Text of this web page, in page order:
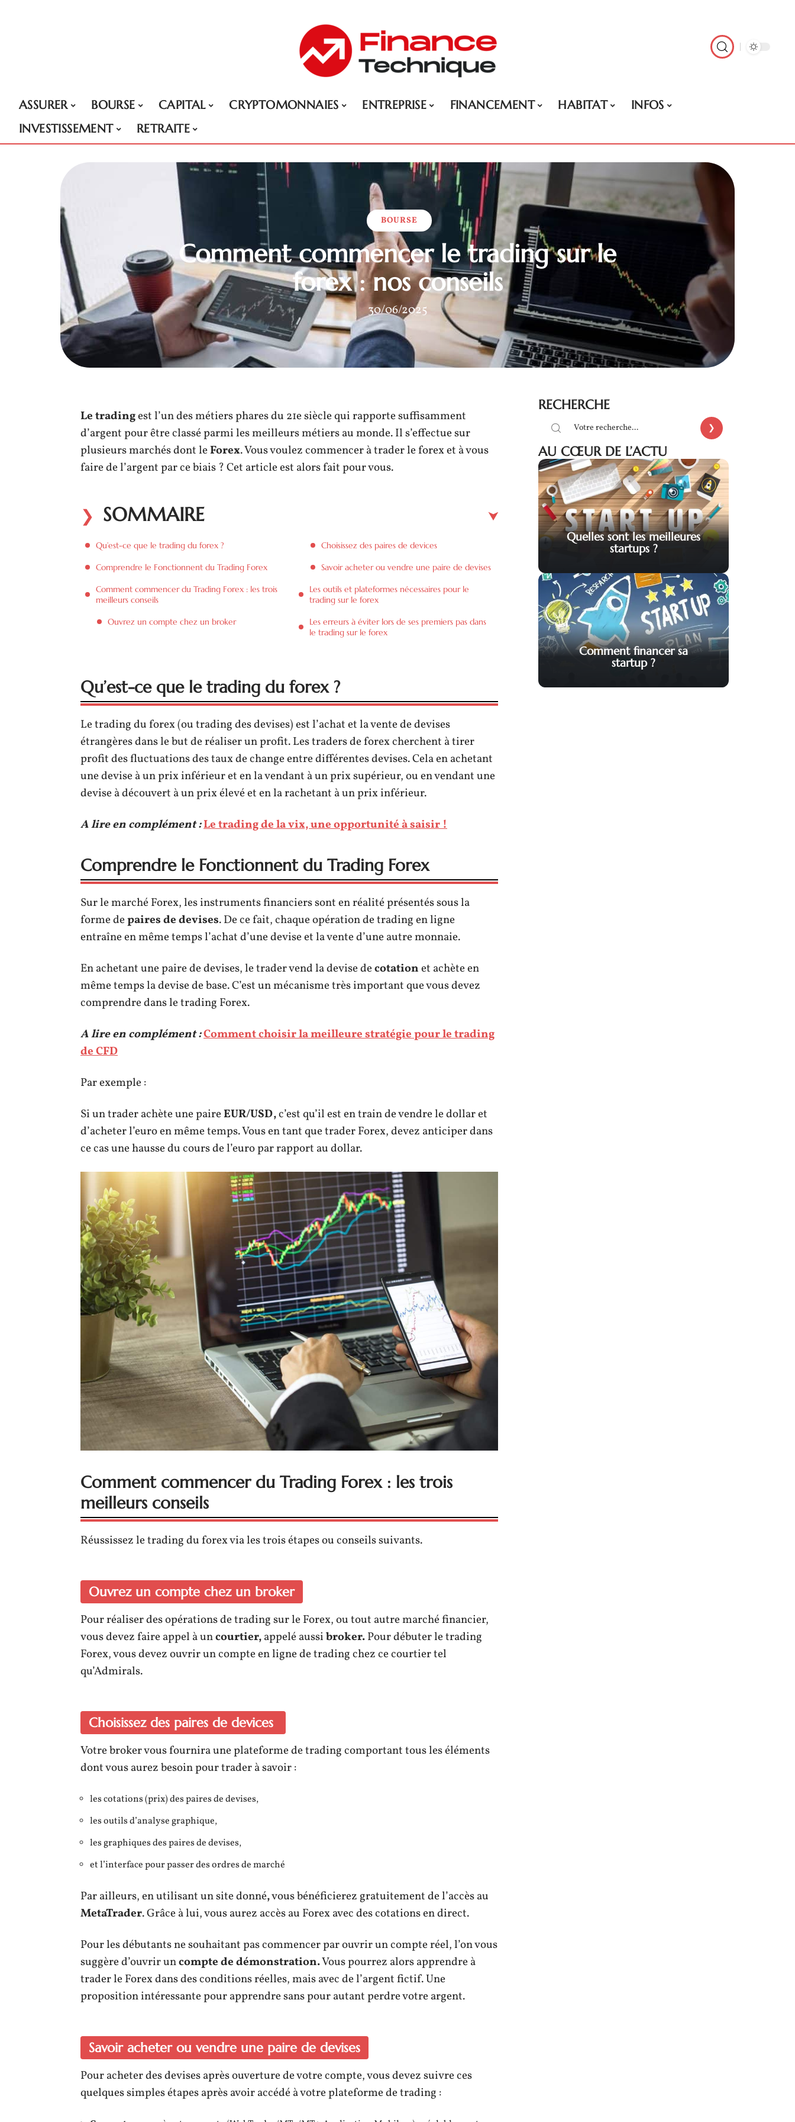
ASSURER BOURSE CAPITAL CRYPTOMONNAIES ENTREPRISE FINANCEMENT HABITAT
INFOS
INVESTISSEMENT
RETRAITE
BOURSE
Comment commencer le trading sur le
forex : nos conseils
30/06/2025
Le tradingest l’un des métiers phares du 21e siècle qui rapporte suffisamment
d’argent pour être classé parmi les meilleurs métiers au monde. Il s’effectue sur
plusieurs marchés dont leForex. Vous voulez commencer à trader le forex et à vous
faire de l’argent par ce biais ? Cet article est alors fait pour vous.
SOMMAIRE
Qu’est-ce que le trading du forex ?
Comprendre le Fonctionnent du Trading Forex
Comment commencer du Trading Forex : les trois
meilleurs conseils
Ouvrez un compte chez un broker
Choisissez des paires de devices
Savoir acheter ou vendre une paire de devises
Les outils et plateformes nécessaires pour le
trading sur le forex
Les erreurs à éviter lors de ses premiers pas dans
le trading sur le forex
Qu’est-ce que le trading du forex ?
Le trading du forex (ou trading des devises) est l’achat et la vente de devises
étrangères dans le but de réaliser un profit. Les traders de forex cherchent à tirer
profit des fluctuations des taux de change entre différentes devises. Cela en achetant
une devise à un prix inférieur et en la vendant à un prix supérieur, ou en vendant une
devise à découvert à un prix élevé et en la rachetant à un prix inférieur.
A lire en complément :Le trading de la vix, une opportunité à saisir !
Comprendre le Fonctionnent du Trading Forex
Sur le marché Forex, les instruments financiers sont en réalité présentés sous la
forme depaires de devises. De ce fait, chaque opération de trading en ligne
entraîne en même temps l’achat d’une devise et la vente d’une autre monnaie.
En achetant une paire de devises, le trader vend la devise decotationet achète en
même temps la devise de base. C’est un mécanisme très important que vous devez
comprendre dans le trading Forex.
A lire en complément :Comment choisir la meilleure stratégie pour le trading
de CFD
Par exemple :
Si un trader achète une paireEUR/USD,c’est qu’il est en train de vendre le dollar et
d’acheter l’euro en même temps. Vous en tant que trader Forex, devez anticiper dans
ce cas une hausse du cours de l’euro par rapport au dollar.
Comment commencer du Trading Forex : les trois
meilleurs conseils
Réussissez le trading du forex via les trois étapes ou conseils suivants.
Ouvrez un compte chez un broker
Pour réaliser des opérations de trading sur le Forex, ou tout autre marché financier,
vous devez faire appel à uncourtier,appelé aussibroker.Pour débuter le trading
Forex, vous devez ouvrir un compte en ligne de trading chez ce courtier tel
qu’Admirals.
Choisissez des paires de devices
Votre broker vous fournira une plateforme de trading comportant tous les éléments
dont vous aurez besoin pour trader à savoir :
les cotations (prix) des paires de devises,
les outils d’analyse graphique,
les graphiques des paires de devises,
et l’interface pour passer des ordres de marché
Par ailleurs, en utilisant un site donné,vous bénéficierez gratuitement de l’accès au
MetaTrader. Grâce à lui, vous aurez accès au Forex avec des cotations en direct.
Pour les débutants ne souhaitant pas commencer par ouvrir un compte réel, l’on vous
suggère d’ouvrir uncompte de démonstration.Vous pourrez alors apprendre à
trader le Forex dans des conditions réelles, mais avec de l’argent fictif. Une
proposition intéressante pour apprendre sans pour autant perdre votre argent.
Savoir acheter ou vendre une paire de devises
Pour acheter des devises après ouverture de votre compte, vous devez suivre ces
quelques simples étapes après avoir accédé à votre plateforme de trading :
RECHERCHE
AU CŒUR DE L’ACTU
Quelles sont les meilleures
startups ?
Comment financer sa
startup ?